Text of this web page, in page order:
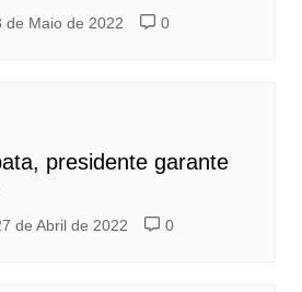
de Maio de 2022 0
presidente garante
de Abril de 2022 0